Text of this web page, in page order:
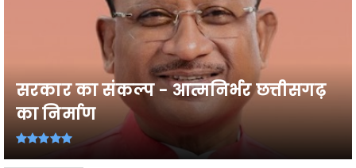
सरकार का संकल्प - आत्मनिर्भर छत्तीसगढ़
का निर्माण